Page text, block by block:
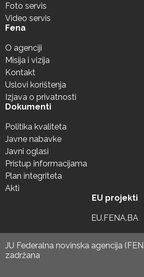
Foto servis
Video servis
Fena
O agenciji
Misija i vizija
Kontakt
Uslovi korištenja
Izjava o privatnosti
Dokumenti
Politika kvaliteta
Javne nabavke
Javni oglasi
Pristup informacijama
Plan integriteta
Akti
EU projekti
EU.FENA.BA
JU Federalna novinska agencija
zadržana